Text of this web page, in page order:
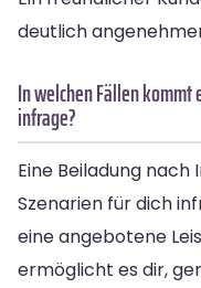
deutlich
In welchen Fällen
infrage?
Eine Beiladung
Szenarien für dich
eine angebotene
ermöglicht es dir,